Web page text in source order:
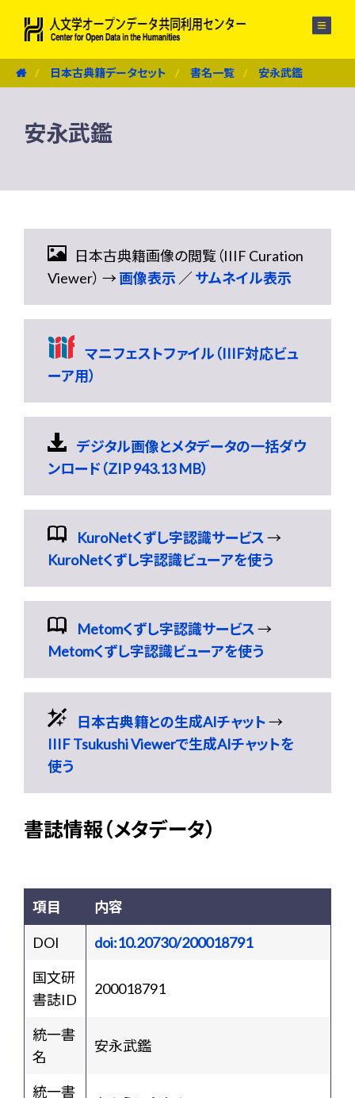
日本古典籍データセット 書名一覧 安永武鑑
安永武鑑
日本古典籍画像の閲覧（IIIF Curation
Viewer） →画像表示 ／サムネイル表示
マニフェストファイル（IIIF対応ビュ
ーア用）
デジタル画像とメタデータの一括ダウ
ンロード（ZIP 943.13 MB）
KuroNetくずし字認識サービス→
KuroNetくずし字認識ビューアを使う
Metomくずし字認識サービス→
Metomくずし字認識ビューアを使う
日本古典籍との生成AIチャット→
IIIF Tsukushi Viewerで生成AIチャットを
使う
書誌情報（メタデータ）
項目 内容
DOI
doi:10.20730/200018791
国文研
書誌ID
200018791
統一書
名
安永武鑑
統一書